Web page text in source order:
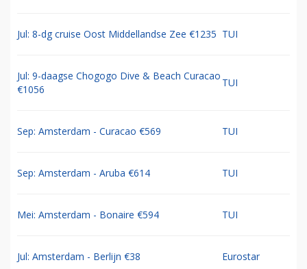
Jul: 8-dg cruise Oost Middellandse Zee €1235 TUI
Jul: 9-daagse Chogogo Dive & Beach Curacao
€1056
TUI
Sep: Amsterdam - Curacao €569 TUI
Sep: Amsterdam - Aruba €614 TUI
Mei: Amsterdam - Bonaire €594 TUI
Jul: Amsterdam - Berlijn €38 Eurostar